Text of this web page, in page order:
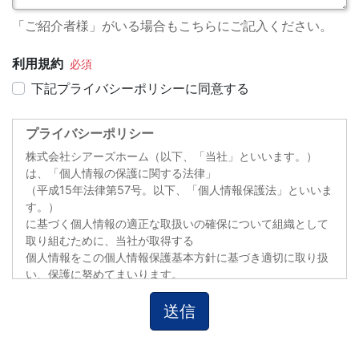
「ご紹介者様」がいる場合もこちらにご記入ください。
利用規約
下記プライバシーポリシーに同意する
プライバシーポリシー
株式会社シアーズホーム（以下、「当社」といいます。）
は、「個人情報の保護に関する法律」
（平成15年法律第57号。以下、「個人情報保護法」といいま
す。）
に基づく個人情報の適正な取扱いの確保について組織として
取り組むために、当社が取得する
個人情報をこの個人情報保護基本方針に基づき適切に取り扱
い、保護に努めてまいります。
１.当社の名称・住所・代表者の氏名